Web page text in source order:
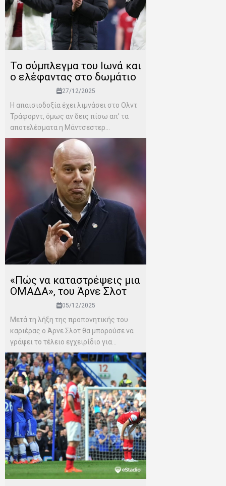
Το σύμπλεγμα του Ιωνά και
ο ελέφαντας στο δωμάτιο
27/12/2025
Η απαισιοδοξία έχει λιμνάσει στο Ολντ
Τράφορντ, όμως αν δεις πίσω απ’ τα
αποτελέσματα η Μάντσεστερ...
«Πώς να καταστρέψεις μια
ΟΜΑΔΑ», του Άρνε Σλοτ
05/12/2025
Μετά τη λήξη της προπονητικής του
καριέρας ο Άρνε Σλοτ θα μπορούσε να
γράψει το τέλειο εγχειρίδιο για...